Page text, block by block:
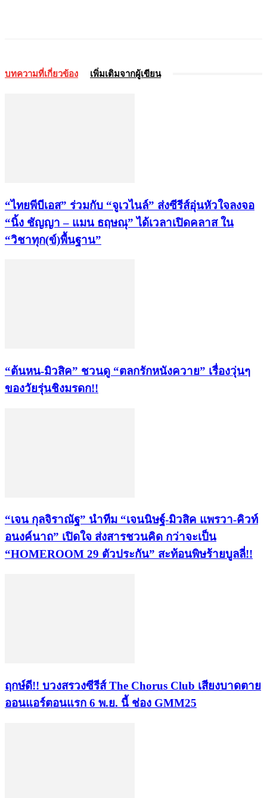
บทความที่เกี่ยวข้อง เพิ่มเติมจากผู้เขียน
“ไทยพีบีเอส” ร่วมกับ “จูเวไนล์” ส่งซีรีส์อุ่นหัวใจลงจอ
“นิ้ง ชัญญา – แมน ธฤษณุ” ได้เวลาเปิดคลาส ใน
“วิชาทุก(ข์)พื้นฐาน”
“ต้นหน-มิวสิค” ชวนดู “ตลกรักหนังควาย” เรื่องวุ่นๆ
ของวัยรุ่นชิงมรดก!!
“เจน กุลจิราณัฐ” นำทีม “เจนนิษฐ์-มิวสิค แพรวา-คิวท์
อนงค์นาถ” เปิดใจ ส่งสารชวนคิด กว่าจะเป็น
“HOMEROOM 29 ตัวประกัน” สะท้อนพิษร้ายบูลลี่!!
ฤกษ์ดี!! บวงสรวงซีรีส์ The Chorus Club เสียงบาดตาย
ออนแอร์ตอนแรก 6 พ.ย. นี้ ช่อง GMM25